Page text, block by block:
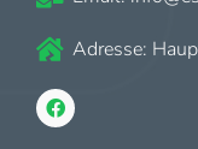
Adresse: